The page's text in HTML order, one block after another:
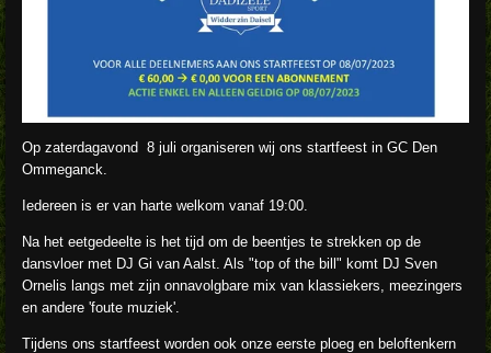
Op zaterdagavond 8 juli organiseren wij ons startfeest in GC Den
Ommeganck.
Iedereen is er van harte welkom vanaf 19:00.
Na het eetgedeelte is het tijd om de beentjes te strekken op de
dansvloer met DJ Gi van Aalst. Als "top of the bill" komt DJ Sven
Ornelis langs met zijn onnavolgbare mix van klassiekers, meezingers
en andere 'foute muziek'.
Tijdens ons startfeest worden ook onze eerste ploeg en beloftenkern